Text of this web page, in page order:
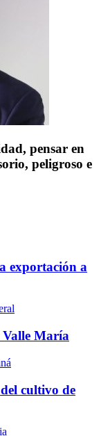
pensar en
peligroso e
exportación a
María
cultivo de